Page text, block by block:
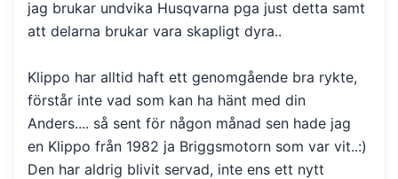
jag brukar undvika Husqvarna pga just detta samt
att delarna brukar vara skapligt dyra..
Klippo har alltid haft ett genomgående bra rykte,
förstår inte vad som kan ha hänt med din
Anders.... så sent för någon månad sen hade jag
en Klippo från 1982 ja Briggsmotorn som var vit..:)
Den har aldrig blivit servad, inte ens ett nytt